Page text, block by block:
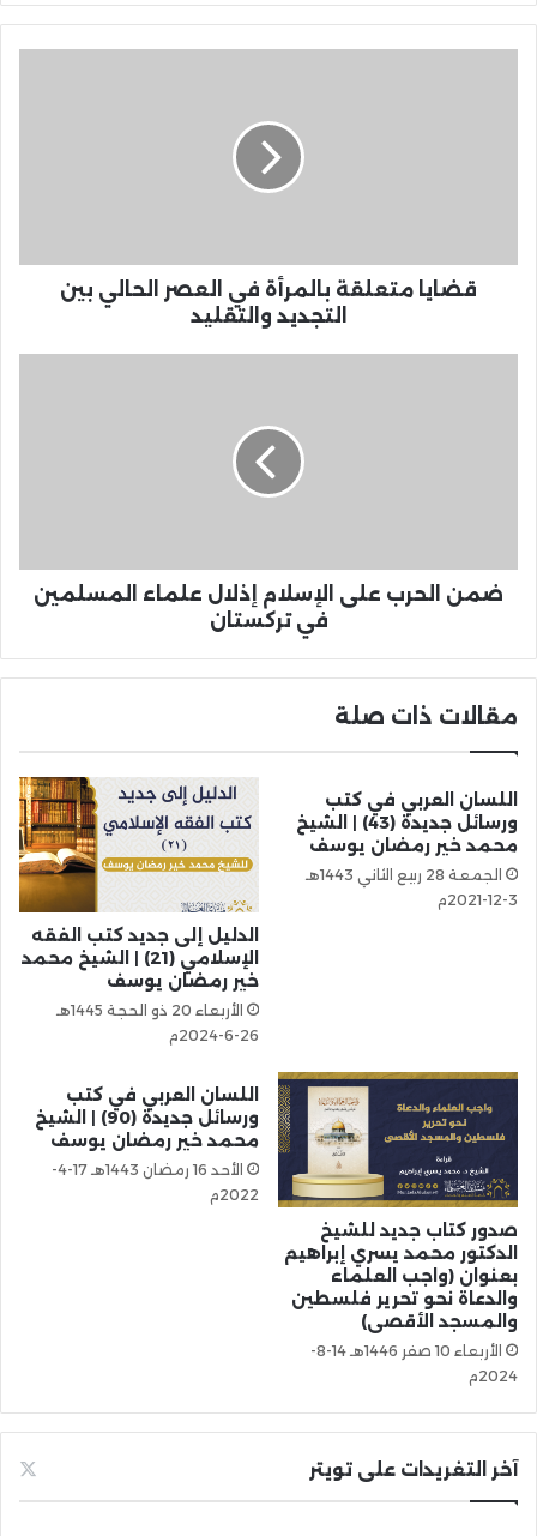
قضايا متعلقة بالمرأة في العصر الحالي بين
التجديد والتقليد
ضمن الحرب على الإسلام إذلال علماء المسلمين
في تركستان
مقالات ذات صلة
اللسان العربي في كتب
ورسائل جديدة (43) | الشيخ
محمد خير رمضان يوسف
الجمعة 28 ربيع الثاني 1443هـ
3-12-2021م
الدليل إلى جديد كتب الفقه
الإسلامي (21) | الشيخ محمد
خير رمضان يوسف
الأربعاء 20 ذو الحجة 1445هـ
26-6-2024م
صدور كتاب جديد للشيخ
الدكتور محمد يسري إبراهيم
بعنوان (واجب العلماء
والدعاة نحو تحرير فلسطين
والمسجد الأقصى)
الأربعاء 10 صفر 1446هـ 14-8-
2024م
اللسان العربي في كتب
ورسائل جديدة (90) | الشيخ
محمد خير رمضان يوسف
الأحد 16 رمضان 1443هـ 17-4-
2022م
آخر التغريدات على تويتر